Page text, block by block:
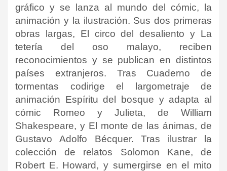
gráfico y se lanza al mundo del cómic, la
animación y la ilustración. Sus dos primeras
obras largas, El circo del desaliento y La
tetería del oso malayo, reciben
reconocimientos y se publican en distintos
países extranjeros. Tras Cuaderno de
tormentas codirige el largometraje de
animación Espíritu del bosque y adapta al
cómic Romeo y Julieta, de William
Shakespeare, y El monte de las ánimas, de
Gustavo Adolfo Bécquer. Tras ilustrar la
colección de relatos Solomon Kane, de
Robert E. Howard, y sumergirse en el mito